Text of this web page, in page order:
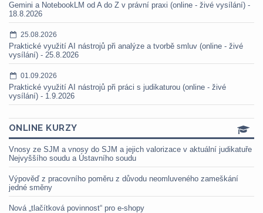
Gemini a NotebookLM od A do Z v právní praxi (online - živé vysílání) -
18.8.2026
25.08.2026
Praktické využití AI nástrojů při analýze a tvorbě smluv (online - živé
vysílání) - 25.8.2026
01.09.2026
Praktické využití AI nástrojů při práci s judikaturou (online - živé
vysílání) - 1.9.2026
ONLINE KURZY
Vnosy ze SJM a vnosy do SJM a jejich valorizace v aktuální judikatuře
Nejvyššího soudu a Ústavního soudu
Výpověď z pracovního poměru z důvodu neomluveného zameškání
jedné směny
Nová „tlačítková povinnost“ pro e-shopy